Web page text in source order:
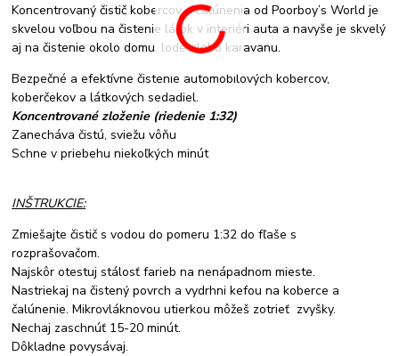
Koncentrovaný čistič kobercov a čalúnenia od Poorboy’s World je
skvelou voľbou na čistenie látok v interiéri auta a navyše je skvelý
aj na čistenie okolo domu, lode alebo karavanu.
Bezpečné a efektívne čistenie automobilových kobercov,
koberčekov a látkových sedadiel.
Koncentrované zloženie (riedenie 1:32)
Zanecháva čistú, sviežu vôňu
Schne v priebehu niekoľkých minút
INŠTRUKCIE:
Zmiešajte čistič s vodou do pomeru 1:32 do fľaše s
rozprašovačom.
Najskôr otestuj stálosť farieb na nenápadnom mieste.
Nastriekaj na čistený povrch a vydrhni kefou na koberce a
čalúnenie. Mikrovláknovou utierkou môžeš zotrieť zvyšky.
Nechaj zaschnúť 15-20 minút.
Dôkladne povysávaj.